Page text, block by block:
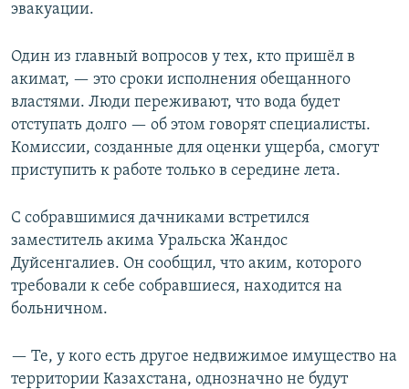
эвакуации.
Один из главный вопросов у тех, кто пришёл в
акимат, — это сроки исполнения обещанного
властями. Люди переживают, что вода будет
отступать долго — об этом говорят специалисты.
Комиссии, созданные для оценки ущерба, смогут
приступить к работе только в середине лета.
С собравшимися дачниками встретился
заместитель акима Уральска Жандос
Дуйсенгалиев. Он сообщил, что аким, которого
требовали к себе собравшиеся, находится на
больничном.
— Те, у кого есть другое недвижимое имущество на
территории Казахстана, однозначно не будут